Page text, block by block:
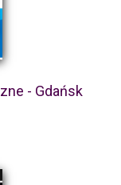
- Gdańsk